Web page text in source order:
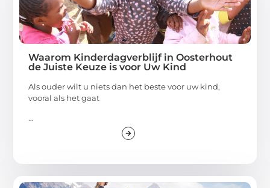
Waarom Kinderdagverblijf in Oosterhout
de Juiste Keuze is voor Uw Kind
Als ouder wilt u niets dan het beste voor uw kind,
vooral als het gaat
...